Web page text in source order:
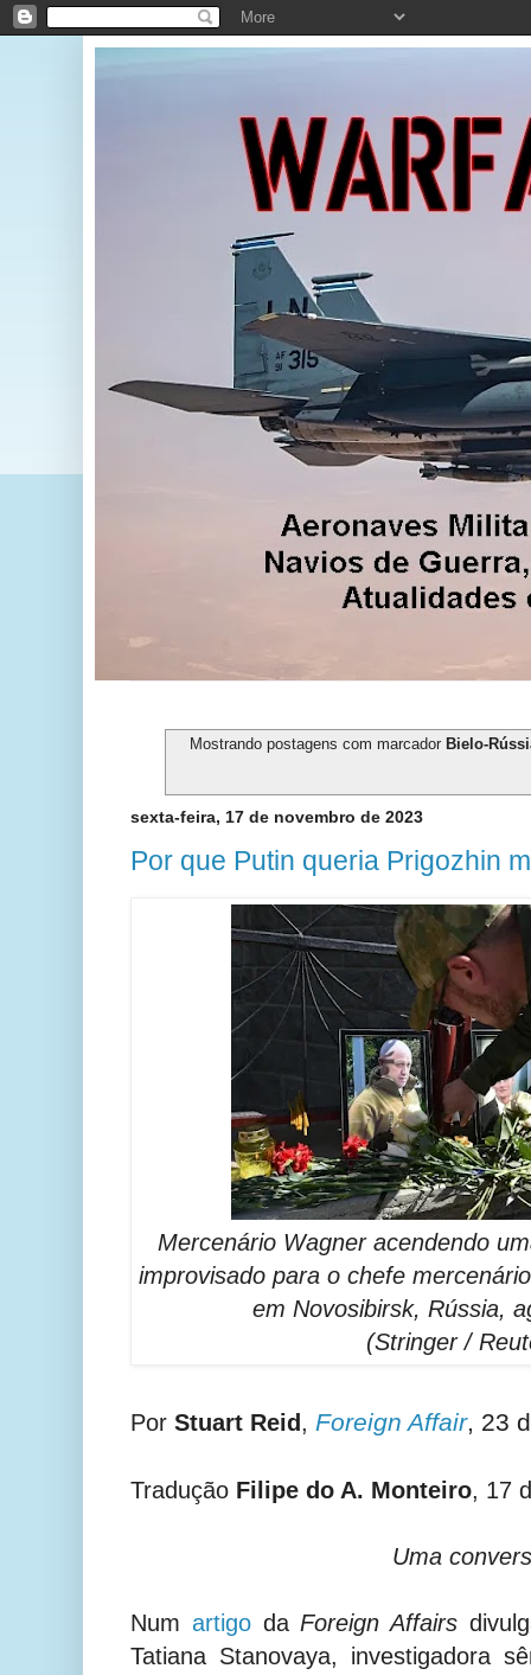
Mostrando postagens com marcador Bielo-
sexta-feira, 17 de novembro de 2023
Por que Putin queria Prigozhin
Mercenário Wagner acendendo
improvisado para o chefe
em Novosibirsk, Rússia,
(Stringer /
Por Stuart Reid , Foreign Affair, 23
Tradução Filipe do A. Monteiro, 17
Uma
Num artigodaForeign Affairs
Tatiana Stanovaya, investigadora